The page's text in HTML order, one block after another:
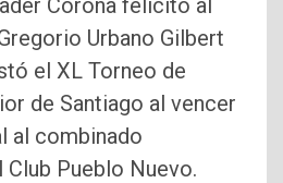
Urbano Gilbert
el XL Torneo de
de Santiago al vencer
al combinado
Pueblo Nuevo.